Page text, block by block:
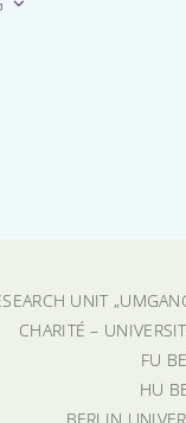
UNIT
CHARITÉ –
FU
HU